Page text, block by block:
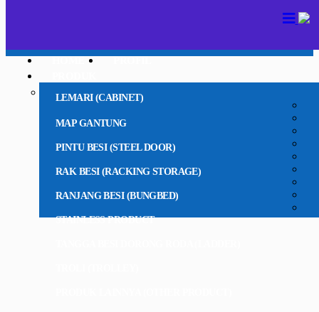
LEMARI (CABINET)
MAP GANTUNG
PINTU BESI (STEEL DOOR)
RAK BESI (RACKING STORAGE)
RANJANG BESI (BUNGBED)
STAINLESS PRODUCT